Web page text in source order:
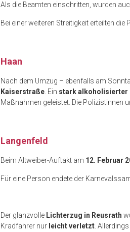
Als die Beamten einschritten, wurden
Bei einer weiteren Streitigkeit erteilten
Haan
Nach dem Umzug – ebenfalls am
Kaiserstraße. Ein stark alkoholisierter
Maßnahmen geleistet. Die Polizistinnen
Langenfeld
Beim Altweiber-Auftakt am 12. Februar
Für eine Person endete der
Der glanzvolle Lichterzug in Reusrath
Kradfahrer nur leicht verletzt.